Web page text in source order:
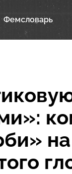
Фемсловарь
на